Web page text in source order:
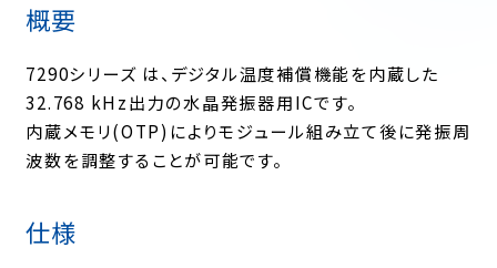
概要
7290シリーズ は、デジタル温度補償機能を内蔵した
32.768 kHz出力の水晶発振器用ICです。
内蔵メモリ(OTP)によりモジュール組み立て後に発振周
波数を調整することが可能です。
仕様